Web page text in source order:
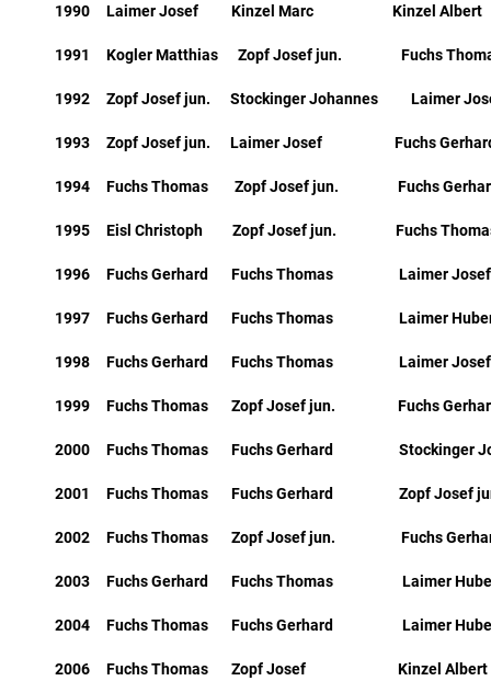
1990 Laimer Josef Kinzel Marc Kinzel Albert
1991 Kogler Matthias Zopf Josef jun. Fuchs
1992 Zopf Josef jun. Stockinger Johannes Laimer
1993 Zopf Josef jun. Laimer Josef Fuchs
1994 Fuchs Thomas Zopf Josef jun. Fuchs
1995 Eisl Christoph Zopf Josef jun. Fuchs
1996 Fuchs Gerhard Fuchs Thomas Laimer Josef
1997 Fuchs Gerhard Fuchs Thomas Laimer
1998 Fuchs Gerhard Fuchs Thomas Laimer Josef
1999 Fuchs Thomas Zopf Josef jun. Fuchs
2000 Fuchs Thomas Fuchs Gerhard Stockinger
2001 Fuchs Thomas Fuchs Gerhard Zopf Josef
2002 Fuchs Thomas Zopf Josef jun. Fuchs
2003 Fuchs Gerhard Fuchs Thomas Laimer
2004 Fuchs Thomas Fuchs Gerhard Laimer
2006 Fuchs Thomas Zopf Josef Kinzel Albert